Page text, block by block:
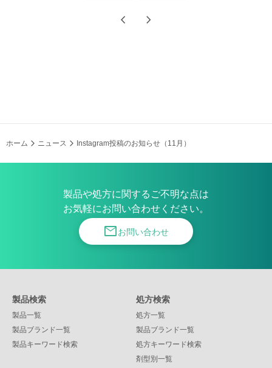
chevron_left
chevron_right
ホーム ニュース Instagram投稿のお知らせ（11月）
製品や処方に関するご不明な点は
お気軽にお問い合わせください。
mailお問い合わせ
製品検索
製品一覧
製品ブランド一覧
製品キーワード検索
処方検索
処方一覧
製品ブランド一覧
処方キーワード検索
剤型別一覧